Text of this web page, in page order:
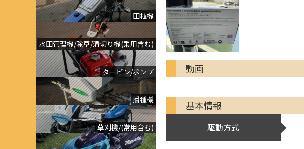
田植機
水田管理機/除草/溝切り機(乗用含む)
タービン/ポンプ
播種機
草刈機/(常用含む)
動画
基本情報
駆動方式